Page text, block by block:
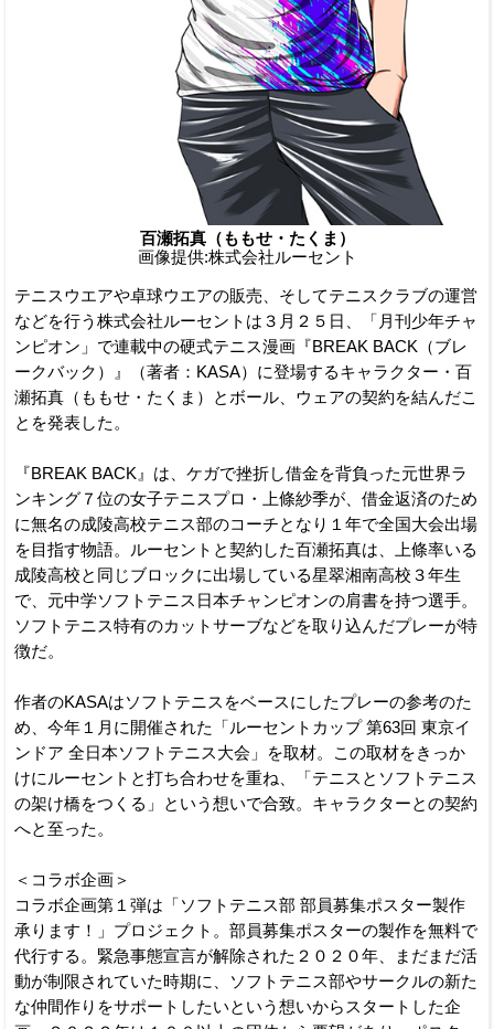
百瀬拓真（ももせ・たくま）
画像提供:株式会社ルーセント
テニスウエアや卓球ウエアの販売、そしてテニスクラブの運営
などを行う株式会社ルーセントは３月２５日、「月刊少年チャ
ンピオン」で連載中の硬式テニス漫画『BREAK BACK（ブレ
ークバック）』（著者：KASA）に登場するキャラクター・百
瀬拓真（ももせ・たくま）とボール、ウェアの契約を結んだこ
とを発表した。
『BREAK BACK』は、ケガで挫折し借金を背負った元世界ラ
ンキング７位の女子テニスプロ・上條紗季が、借金返済のため
に無名の成陵高校テニス部のコーチとなり１年で全国大会出場
を目指す物語。ルーセントと契約した百瀬拓真は、上條率いる
成陵高校と同じブロックに出場している星翠湘南高校３年生
で、元中学ソフトテニス日本チャンピオンの肩書を持つ選手。
ソフトテニス特有のカットサーブなどを取り込んだプレーが特
徴だ。
作者のKASAはソフトテニスをベースにしたプレーの参考のた
め、今年１月に開催された「ルーセントカップ 第63回 東京イ
ンドア 全日本ソフトテニス大会」を取材。この取材をきっか
けにルーセントと打ち合わせを重ね、「テニスとソフトテニス
の架け橋をつくる」という想いで合致。キャラクターとの契約
へと至った。
＜コラボ企画＞
コラボ企画第１弾は「ソフトテニス部 部員募集ポスター製作
承ります！」プロジェクト。部員募集ポスターの製作を無料で
代行する。緊急事態宣言が解除された２０２０年、まだまだ活
動が制限されていた時期に、ソフトテニス部やサークルの新た
な仲間作りをサポートしたいという想いからスタートした企